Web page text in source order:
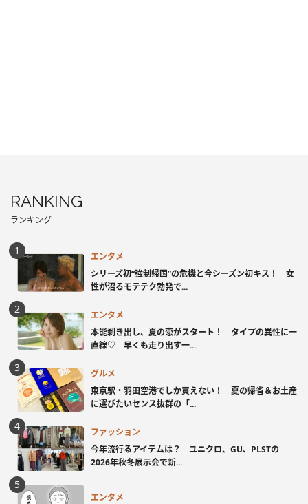
RANKING
ランキング
エンタメ
シリーズ初“強制帰国”の危機と今シーズン初キス！ 女
性が沼るモテテク勃発で...
エンタメ
本能剥き出し、夏の恋がスタート！ タイプの異性に一
直線♡ 早くも走り出す一...
グルメ
東京駅・羽田空港でしか買えない！ 夏の帰省＆お土産
に選びたいセンス抜群の「...
ファッション
今年流行るアイテムは？ ユニクロ、GU、PLSTの
2026年秋冬展示会で新...
エンタメ